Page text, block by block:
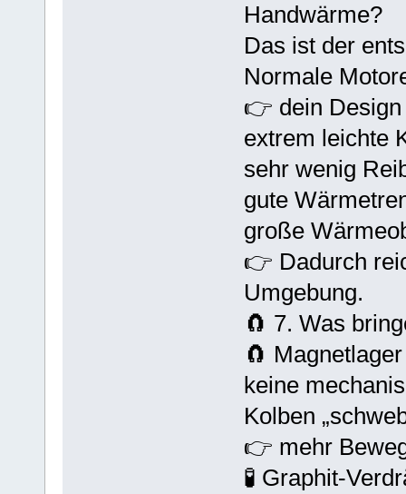
Handwärme?
Das ist der
Normale
👉 dein Design
extrem leichte
sehr wenig
gute
große
👉 Dadurch
Umgebung.
🧲 7. Was
🧲 Magnetlager
keine
Kolben
👉 mehr
🧪 Graphit-